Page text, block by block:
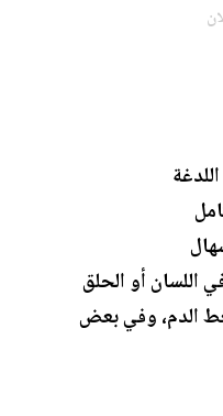
اللسان أو الحلق
الدم، وفي بعض